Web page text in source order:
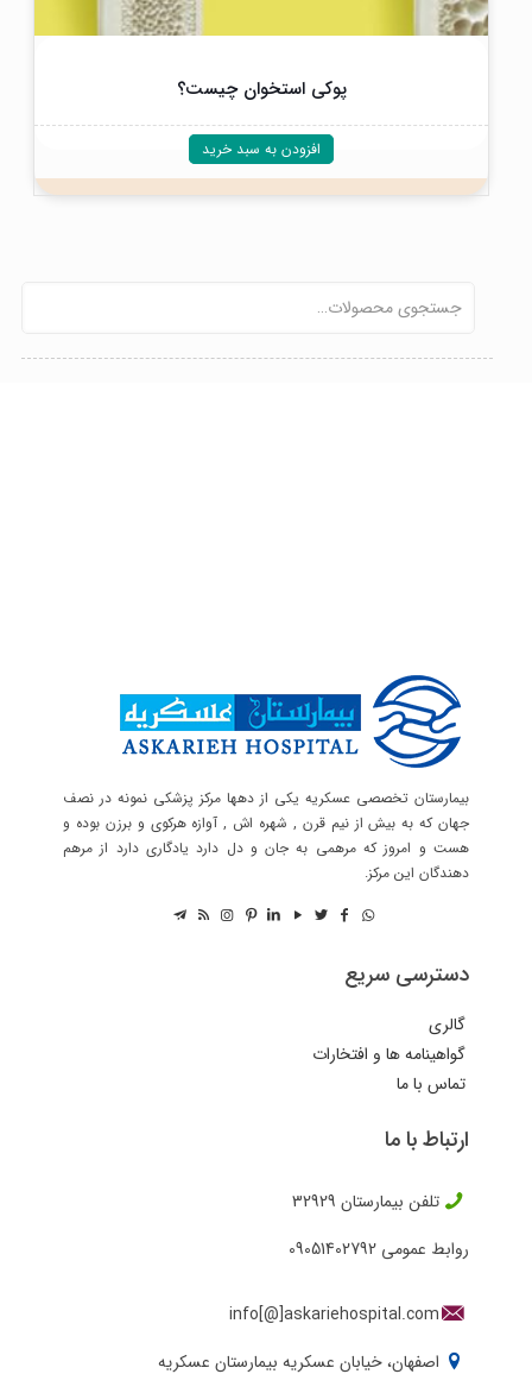
پوکی استخوان چیست؟
افزودن به سبد خرید
بیمارستان تخصصی عسکریه یکی از دهها مرکز پزشکی نمونه در نصف
جهان که به بیش از نیم قرن , شهره اش , آوازه هرکوی و برزن بوده و
هست و امروز که مرهمی به جان و دل دارد یادگاری دارد از مرهم
دهندگان این مرکز.
دسترسی سریع
گالری
گواهینامه ها و افتخارات
تماس با ما
ارتباط با ما
تلفن بیمارستان 32929
روابط عمومی 09051402792
info[@]askariehospital.com
اصفهان، خیابان عسکریه بیمارستان عسکریه